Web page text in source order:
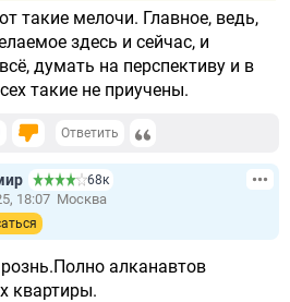
такие мелочи. Главное, ведь,
здесь и сейчас, и
думать на перспективу и в
такие не приучены.
Ответить
68к
18:07 Москва
алканавтов
квартиры.